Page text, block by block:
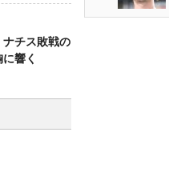
ナチス敗戦の
響く